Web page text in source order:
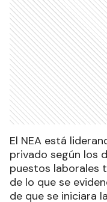
El NEA está
privado según los
puestos laborales
de lo que se
de que se iniciara